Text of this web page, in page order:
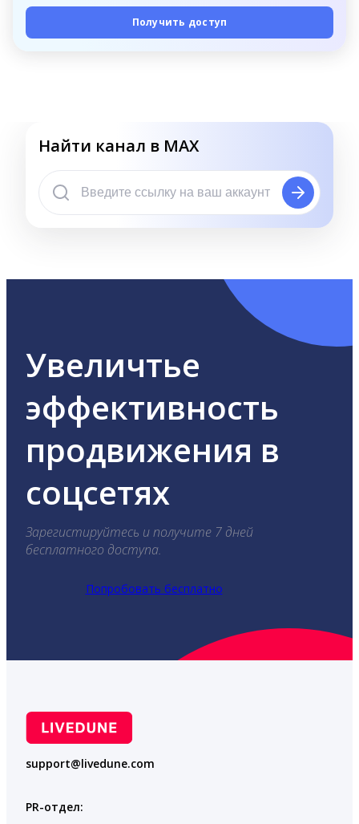
Получить доступ
Найти канал в MAX
Увеличтье
эффективность
продвижения в
соцсетях
Зарегистируйтесь и получите 7 дней
бесплатного доступа.
Попробовать бесплатно
support@livedune.com
PR-отдел: